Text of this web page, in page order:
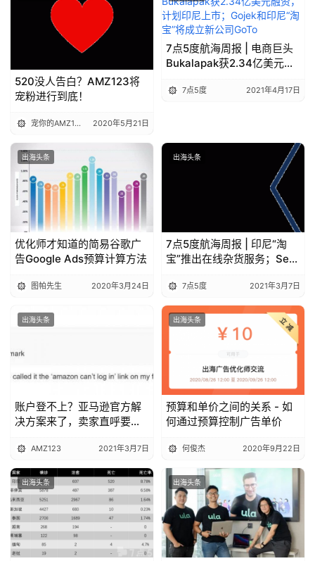
520没人告白？AMZ123将
宠粉进行到底！
宠你的AMZ123 2020年5月21日
7点5度航海周报 | 电商巨头
Bukalapak获2.34亿美元融
印尼“淘宝”将成立新公司
7点5度 2021年4月17日
出海头条
优化师才知道的简易谷歌广
告Google Ads预算计算方法
图帕先生 2020年3月24日
出海头条
7点5度航海周报 | 印尼“淘
宝”推出在线杂货服务；Sea
印尼电商Bukalapak拟用
SPAC上市
7点5度 2021年3月7日
出海头条
账户登不上？亚马逊官方解
决方案来了，卖家直呼要收
AMZ123 2021年3月7日
出海头条
预算和单价之间的关系 - 如
何通过预算控制广告单价
何俊杰 2020年9月22日
出海头条 出海头条